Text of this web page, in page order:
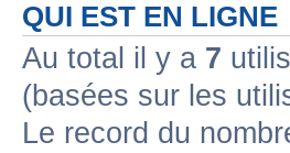
QUI EST EN LIGNE
Au total il y a 7
(basées sur les
Le record du